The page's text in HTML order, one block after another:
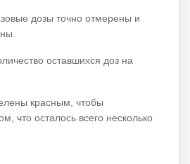
дозы точно отмерены и
оставшихся доз на
красным, чтобы
что осталось всего несколько